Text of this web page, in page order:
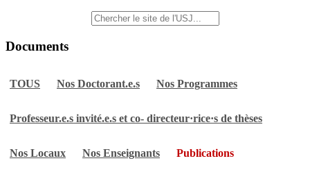
Documents
TOUS Nos Doctorant.e.s Nos Programmes
Professeur.e.s invité.e.s et co- directeur·rice·s de thèses
Nos Locaux Nos Enseignants Publications